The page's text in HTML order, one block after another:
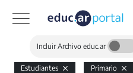
Incluir Archivo educ.ar
Estudiantes Primario